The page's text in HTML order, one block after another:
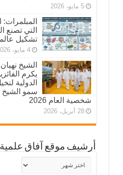
5 مايو، 2026
المبلمرات:
التي تصنع
تشكيل
4 مايو، 2026
الشيخ
يكرم
الدولية
سمو الشيخ
شخصية العام 2026
28 أبريل، 2026
أرشيف موقع آفاق علمية
أرشيف
موقع